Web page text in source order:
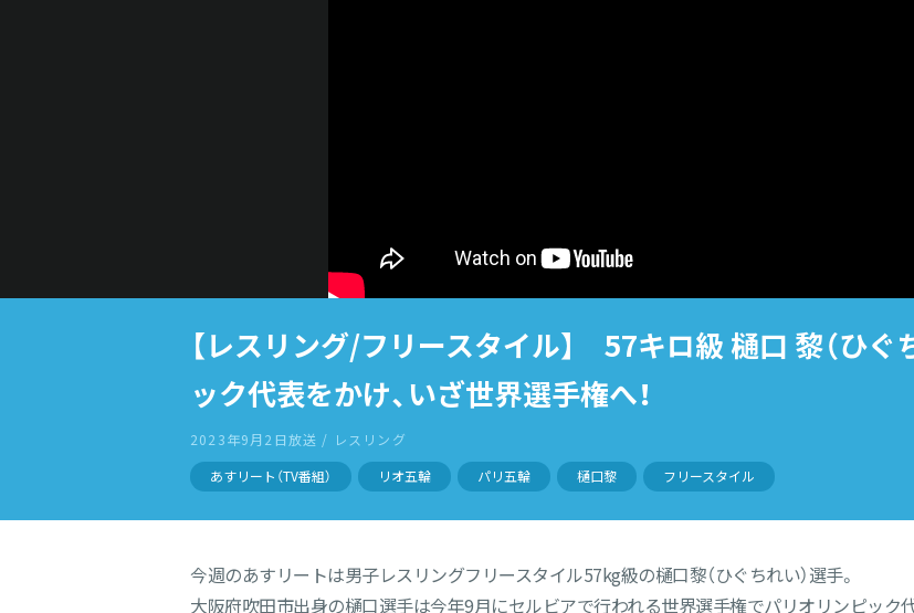
【レスリング/フリースタイル】 57キロ級 樋口 黎（ひぐ
ック代表をかけ、いざ世界選手権へ！
2023年9月2日放送 / レスリング
あすリート（TV番組）
リオ五輪 パリ五輪 樋口黎 フリースタイル
今週のあすリートは男子レスリングフリースタイル57kg級の樋口黎（ひぐちれい）選手。
大阪府吹田市出身の樋口選手は今年9月にセルビアで行われる世界選手権でパリオリンピック